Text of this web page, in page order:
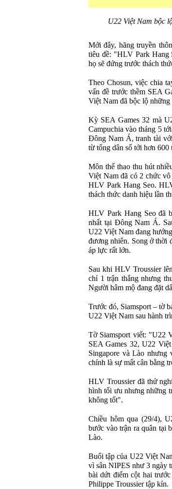
U22 Việt Nam bộc
Mới đây, hãng truyền
tiêu đề: "HLV Park Hang
họ sẽ đứng trước thách
Theo Chosun, việc chia
vấn đề trước thềm SEA
Việt Nam đã bộc lộ
Kỳ SEA Games 32 mà
Campuchia vào tháng 5
Đông Nam Á, tranh tài
từ tổng dân số tới hơn 600
Môn thể thao thu hút
Việt Nam đã có 2 chức
HLV Park Hang Seo.
thách thức danh hiệu lần
HLV Park Hang Seo đã
nhất tại Đông Nam Á.
U22 Việt Nam đang
đương nhiên. Song ở thời
áp lực rất lớn.
Sau khi HLV Troussier
chỉ 1 trận thắng nhưng
Người hâm mộ đang đặt
Trước đó, Siamsport – tờ
U22 Việt Nam sau hành
Tờ Siamsport viết: "U22
SEA Games 32, U22
Singapore và Lào nhưng
chính là sự mất cân bằng
HLV Troussier đã thử
hình tối ưu nhưng những
không tốt".
Chiều hôm qua (29/4),
bước vào trận ra quân tại
Lào.
Buổi tập của U22 Việt
vì sân NIPES như 3 ngày
bài dứt điểm cột hai
Philippe Troussier tập kín.